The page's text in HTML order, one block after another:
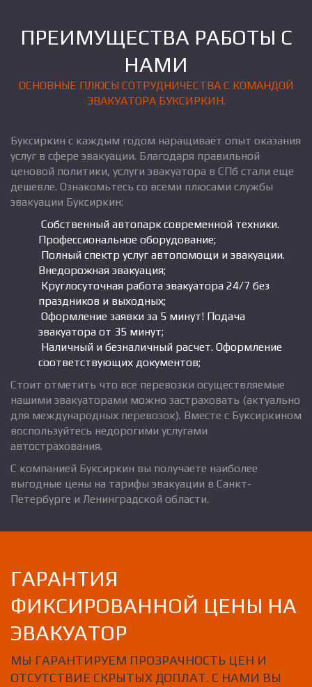
ПРЕИМУЩЕСТВА РАБОТЫ С
НАМИ
ОСНОВНЫЕ ПЛЮСЫ СОТРУДНИЧЕСТВА С КОМАНДОЙ
ЭВАКУАТОРА БУКСИРКИН.
Буксиркин с каждым годом наращивает опыт оказания
услуг в сфере эвакуации. Благодаря правильной
ценовой политики, услуги эвакуатора в СПб стали еще
дешевле. Ознакомьтесь со всеми плюсами службы
эвакуации Буксиркин:
Собственный автопарк современной техники.
Профессиональное оборудование;
Полный спектр услуг автопомощи и эвакуации.
Внедорожная эвакуация;
Круглосуточная работа эвакуатора 24/7 без
праздников и выходных;
Оформление заявки за 5 минут! Подача
эвакуатора от 35 минут;
Наличный и безналичный расчет. Оформление
соответствующих документов;
Стоит отметить что все перевозки осуществляемые
нашими эвакуаторами можно застраховать (актуально
для международных перевозок). Вместе с Буксиркином
воспользуйтесь недорогими услугами
автострахования.
С компанией Буксиркин вы получаете наиболее
выгодные цены на тарифы эвакуации в Санкт-
Петербурге и Ленинградской области.
ГАРАНТИЯ
ФИКСИРОВАННОЙ ЦЕНЫ НА
ЭВАКУАТОР
МЫ ГАРАНТИРУЕМ ПРОЗРАЧНОСТЬ ЦЕН И
ОТСУТСТВИЕ СКРЫТЫХ ДОПЛАТ. С НАМИ ВЫ